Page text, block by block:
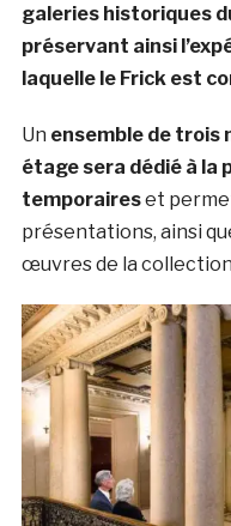
galeries historiques
préservant ainsi
laquelle le Frick est
Un ensemble de trois
étage sera dédié à la
temporaireset
présentations, ainsi
œuvres de la